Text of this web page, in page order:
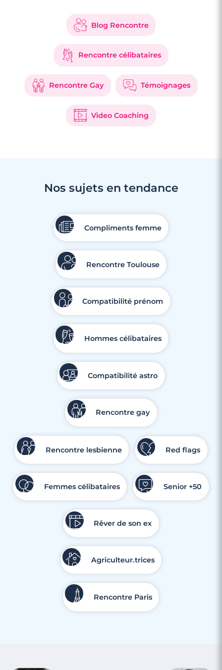
Blog Rencontre
Rencontre célibataires
Rencontre Gay Témoignages
Video Coaching
Nos sujets en tendance
Compliments femme
Rencontre Toulouse
Compatibilité prénom
Hommes célibataires
Compatibilité astro
Rencontre gay
Rencontre lesbienne Red flags
Femmes célibataires Senior +50
Rêver de son ex
Agriculteur.trices
Rencontre Paris